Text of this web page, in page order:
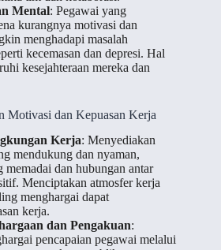
Mental: Pegawai yang
kurangnya motivasi dan
menghadapi masalah
kecemasan dan depresi. Hal
kesejahteraan mereka dan
Motivasi dan Kepuasan Kerja
Kerja: Menyediakan
mendukung dan nyaman,
memadai dan hubungan antar
Menciptakan atmosfer kerja
menghargai dapat
kerja.
dan Pengakuan:
pencapaian pegawai melalui